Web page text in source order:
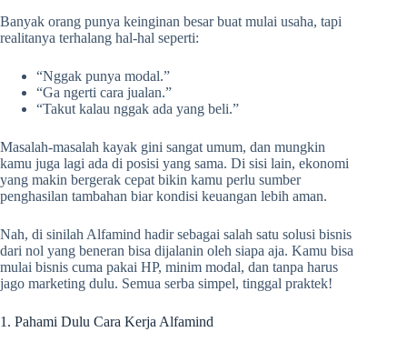
Banyak orang punya keinginan besar buat mulai usaha, tapi
realitanya terhalang hal-hal seperti:
“Nggak punya modal.”
“Ga ngerti cara jualan.”
“Takut kalau nggak ada yang beli.”
Masalah-masalah kayak gini sangat umum, dan mungkin
kamu juga lagi ada di posisi yang sama. Di sisi lain, ekonomi
yang makin bergerak cepat bikin kamu perlu sumber
penghasilan tambahan biar kondisi keuangan lebih aman.
Nah, di sinilah Alfamind hadir sebagai salah satu solusi bisnis
dari nol yang beneran bisa dijalanin oleh siapa aja. Kamu bisa
mulai bisnis cuma pakai HP, minim modal, dan tanpa harus
jago marketing dulu. Semua serba simpel, tinggal praktek!
1. Pahami Dulu Cara Kerja Alfamind